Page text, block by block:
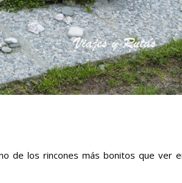
de los rincones más bonitos que ver